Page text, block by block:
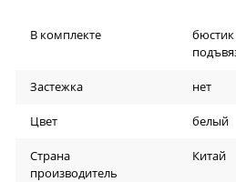
В комплекте
бюстик
Застежка нет
Цвет белый
Страна
производитель
Китай